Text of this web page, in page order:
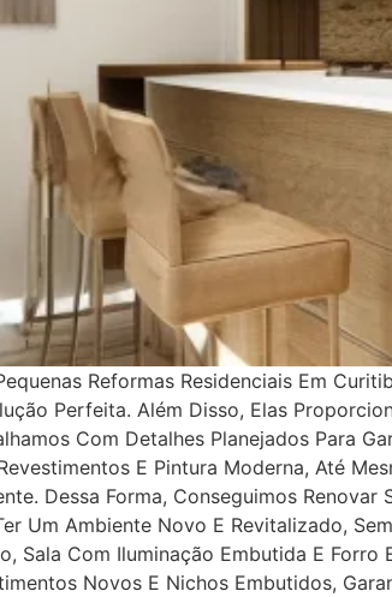
Reformas Residenciais Em
Perfeita. Além Disso, Elas
Com Detalhes Planejados Para
E Pintura Moderna, Até
Dessa Forma, Conseguimos
Um Ambiente Novo E Revitalizado,
Sala Com Iluminação Embutida E
Novos E Nichos Embutidos,